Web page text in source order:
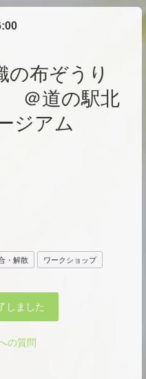
布ぞうり
＠道の駅北
ジアム
・解散 ワークショップ
しました
の質問